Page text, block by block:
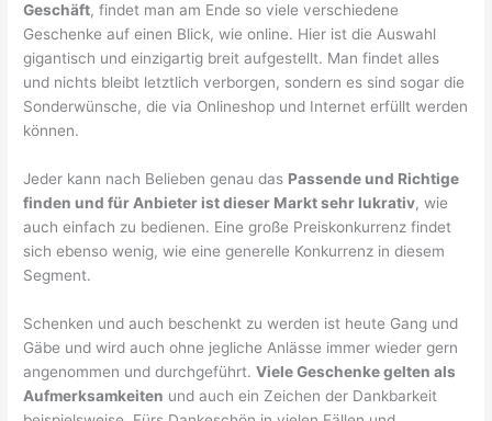
Geschäft, findet man am Ende so viele verschiedene
Geschenke auf einen Blick, wie online. Hier ist die Auswahl
gigantisch und einzigartig breit aufgestellt. Man findet alles
und nichts bleibt letztlich verborgen, sondern es sind sogar die
Sonderwünsche, die via Onlineshop und Internet erfüllt werden
können.
Jeder kann nach Belieben genau das Passende und Richtige
finden und für Anbieter ist dieser Markt sehr lukrativ, wie
auch einfach zu bedienen. Eine große Preiskonkurrenz findet
sich ebenso wenig, wie eine generelle Konkurrenz in diesem
Segment.
Schenken und auch beschenkt zu werden ist heute Gang und
Gäbe und wird auch ohne jegliche Anlässe immer wieder gern
angenommen und durchgeführt.Viele Geschenke gelten als
Aufmerksamkeiten und auch ein Zeichen der Dankbarkeit